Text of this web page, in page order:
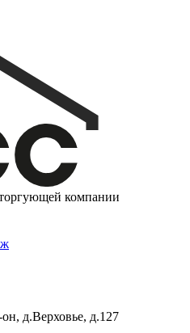
компании
д.Верховье, д.127